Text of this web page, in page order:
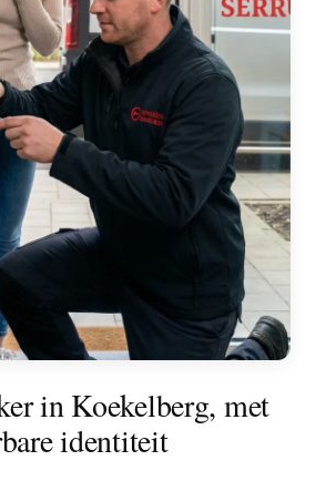
in Koekelberg, met
identiteit